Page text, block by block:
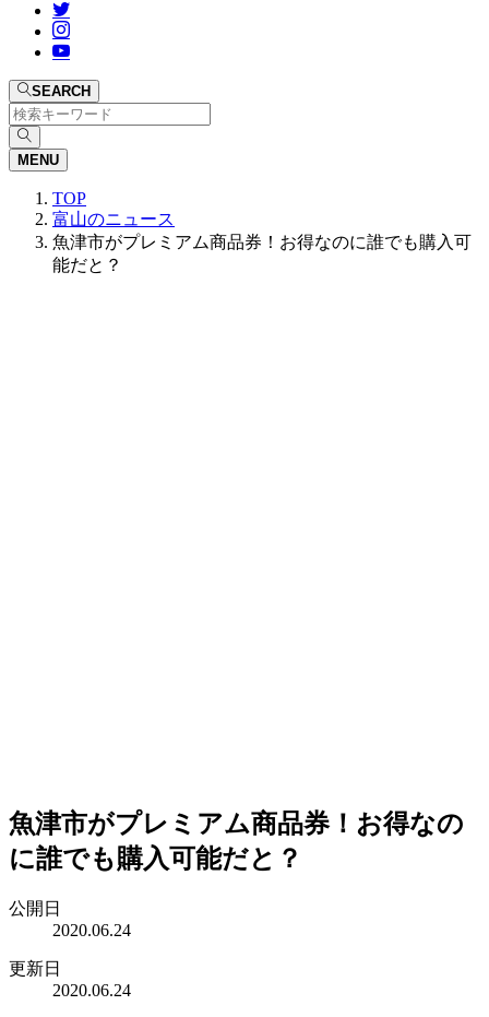
SEARCH
MENU
TOP
富山のニュース
魚津市がプレミアム商品券！お得なのに誰でも購入可
能だと？
魚津市がプレミアム商品券！お得なの
に誰でも購入可能だと？
公開日
2020.06.24
更新日
2020.06.24